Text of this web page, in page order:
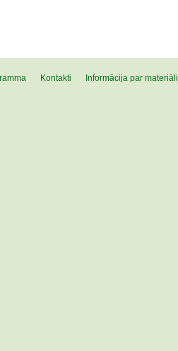
Kontakti Informācija par